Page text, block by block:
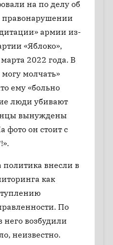
на по делу об
армии из-
«Яблоко»,
2022 года. В
молчать»
ему «больно
люди убивают
вынуждены
фото он стоит с
политика внесли в
как
По
него возбудили
неизвестно.